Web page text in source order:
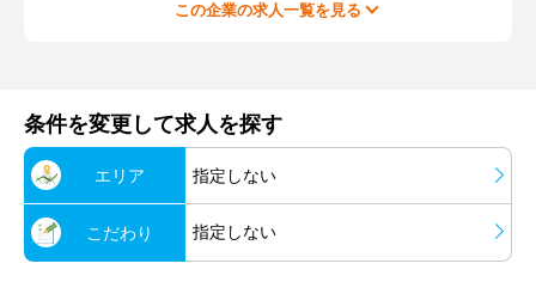
この企業の求人一覧を見る
条件を変更して求人を探す
エリア 指定しない
こだわり 指定しない